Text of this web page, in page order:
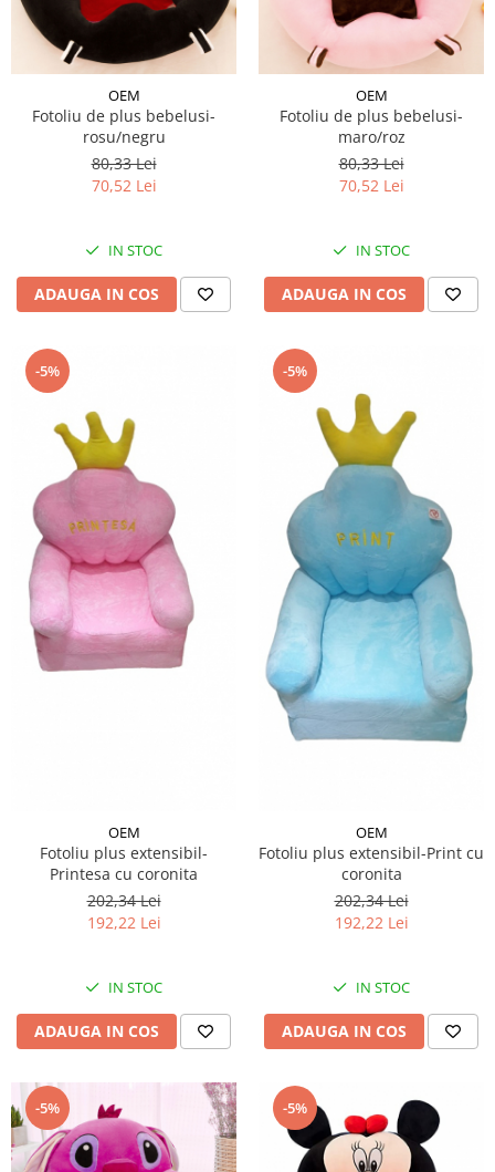
OEM
Fotoliu de plus bebelusi-
rosu/negru
80,33 Lei
70,52 Lei
IN STOC
ADAUGA IN COS
OEM
Fotoliu de plus bebelusi-
maro/roz
80,33 Lei
70,52 Lei
IN STOC
ADAUGA IN COS
-5%
OEM
Fotoliu plus extensibil-
Printesa cu coronita
202,34 Lei
192,22 Lei
IN STOC
ADAUGA IN COS
-5%
OEM
Fotoliu plus extensibil-Print cu
coronita
202,34 Lei
192,22 Lei
IN STOC
ADAUGA IN COS
-5% -5%